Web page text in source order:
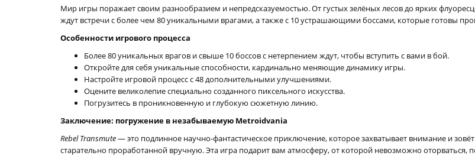
Мир игры поражает своим разнообразием и непредсказуемостью. От густых зелёных лесов до ярких
ждут встречи с более чем 80 уникальными врагами, а также с 10 устрашающими боссами, которые готовы
Особенности игрового процесса
Более 80 уникальных врагов и свыше 10 боссов с нетерпением ждут, чтобы вступить с вами в бой.
Откройте для себя уникальные способности, кардинально меняющие динамику игры.
Настройте игровой процесс с 48 дополнительными улучшениями.
Оцените великолепие специально созданного пиксельного искусства.
Погрузитесь в проникновенную и глубокую сюжетную линию.
Заключение: погружение в незабываемую Metroidvania
Rebel Transmute— это подлинное научно-фантастическое приключение, которое захватывает внимание и
старательно проработанной вручную. Эта игра подарит вам атмосферу, от которой невозможно оторваться,